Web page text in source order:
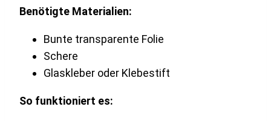
Benötigte Materialien:
Bunte transparente Folie
Schere
Glaskleber oder Klebestift
So funktioniert es: